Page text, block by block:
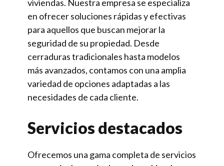
viviendas. Nuestra empresa se especializa
en ofrecer soluciones rápidas y efectivas
para aquellos que buscan mejorar la
seguridad de su propiedad. Desde
cerraduras tradicionales hasta modelos
más avanzados, contamos con una amplia
variedad de opciones adaptadas a las
necesidades de cada cliente.
Servicios destacados
Ofrecemos una gama completa de servicios